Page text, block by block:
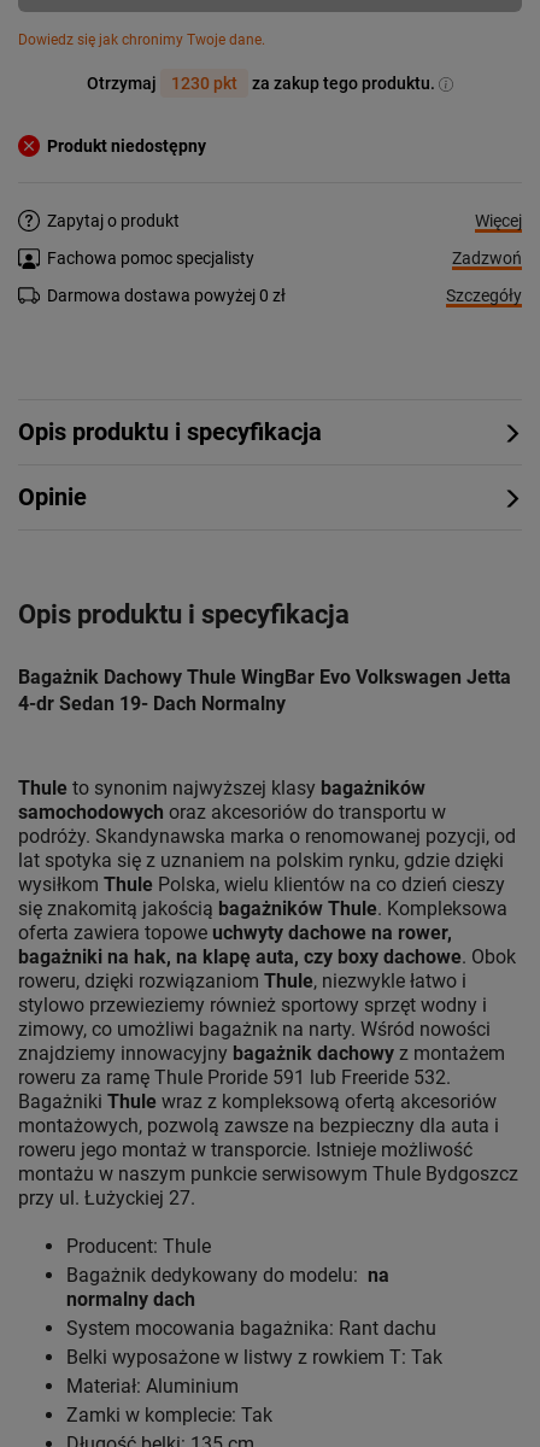
Dowiedz się jak chronimy Twoje dane.
Otrzymaj 1230 pkt za zakup tego produktu.
Produkt niedostępny
Zapytaj o produkt
Więcej
Fachowa pomoc specjalisty
Zadzwoń
Darmowa dostawa powyżej 0 zł
Szczegóły
Opis produktu i specyfikacja
Opinie
Opis produktu i specyfikacja
Bagażnik Dachowy Thule WingBar Evo Volkswagen Jetta
4-dr Sedan 19- Dach Normalny
Thule to synonim najwyższej klasy bagażników
samochodowych oraz akcesoriów do transportu w
podróży. Skandynawska marka o renomowanej pozycji, od
lat spotyka się z uznaniem na polskim rynku, gdzie dzięki
wysiłkom Thule Polska, wielu klientów na co dzień cieszy
się znakomitą jakością bagażników Thule. Kompleksowa
oferta zawiera topowe uchwyty dachowe na rower,
bagażniki na hak, na klapę auta, czy boxy dachowe. Obok
roweru, dzięki rozwiązaniom Thule, niezwykle łatwo i
stylowo przewieziemy również sportowy sprzęt wodny i
zimowy, co umożliwi bagażnik na narty. Wśród nowości
znajdziemy innowacyjny bagażnik dachowy z montażem
roweru za ramę Thule Proride 591 lub Freeride 532.
Bagażniki Thule wraz z kompleksową ofertą akcesoriów
montażowych, pozwolą zawsze na bezpieczny dla auta i
roweru jego montaż w transporcie. Istnieje możliwość
montażu w naszym punkcie serwisowym Thule Bydgoszcz
przy ul. Łużyckiej 27.
Producent: Thule
Bagażnik dedykowany do modelu: na
normalny dach
System mocowania bagażnika: Rant dachu
Belki wyposażone w listwy z rowkiem T: Tak
Materiał: Aluminium
Zamki w komplecie: Tak